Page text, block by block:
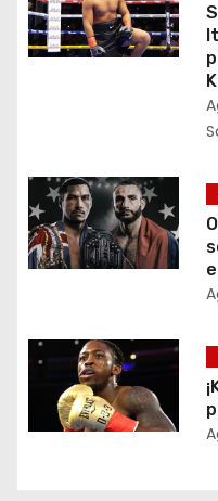
d
e
t
r
d
s